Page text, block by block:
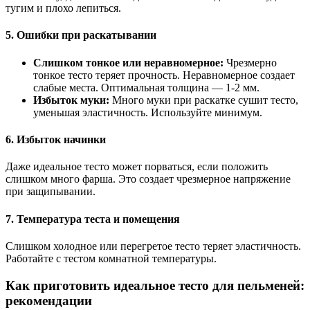
тугим и плохо лепиться.
5. Ошибки при раскатывании
Слишком тонкое или неравномерное: Чрезмерно
тонкое тесто теряет прочность. Неравномерное создает
слабые места. Оптимальная толщина — 1-2 мм.
Избыток муки: Много муки при раскатке сушит тесто,
уменьшая эластичность. Используйте минимум.
6. Избыток начинки
Даже идеальное тесто может порваться, если положить
слишком много фарша. Это создает чрезмерное напряжение
при защипывании.
7. Температура теста и помещения
Слишком холодное или перегретое тесто теряет эластичность.
Работайте с тестом комнатной температуры.
Как приготовить идеальное тесто для пельменей:
рекомендации